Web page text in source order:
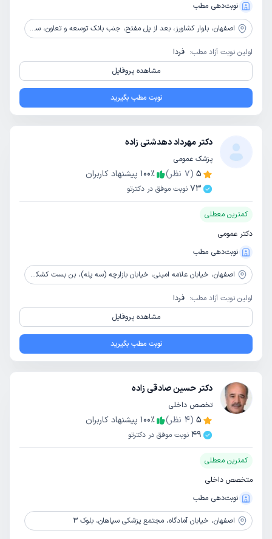
نوبت‌دهی مطب
اصفهان، بلوار کشاورز، بعد از پل مفتح، جنب بانک توسعه و تعاون، ساختمان افشار، طبقه 1، واحد 5
اولین نوبت آزاد مطب: فردا
مشاهده پروفایل
نوبت مطب بگیرید
دکتر مهرداد دهدشتی زاده
پزشک عمومی
5
(
7 نظر) 100٪
پیشنهاد کاربران
73 نوبت موفق در دکترتو
کمترین معطلی
دکتر عمومی
نوبت‌دهی مطب
اصفهان، خیابان علامه امینی، خیابان بازارچه (سه پله)، بن بست کشکولی، شماره 20، ساختمان آرام، طبقه همکف
اولین نوبت آزاد مطب: فردا
مشاهده پروفایل
نوبت مطب بگیرید
دکتر حسین صادقی زاده
تخصص داخلی
5
(
4 نظر) 100٪
پیشنهاد کاربران
49 نوبت موفق در دکترتو
کمترین معطلی
متخصص داخلی
نوبت‌دهی مطب
اصفهان، خیابان آمادگاه، مجتمع پزشکی سپاهان، بلوک 3